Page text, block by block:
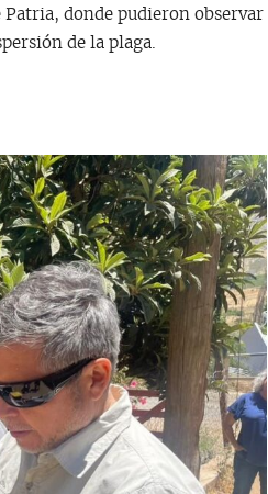
donde pudieron observar
de la plaga.